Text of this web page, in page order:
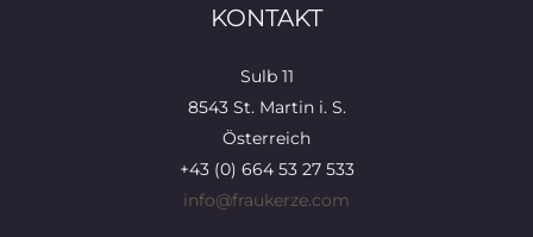
KONTAKT
Sulb 11
8543 St. Martin i. S.
Österreich
+43 (0) 664 53 27 533
info@fraukerze.com